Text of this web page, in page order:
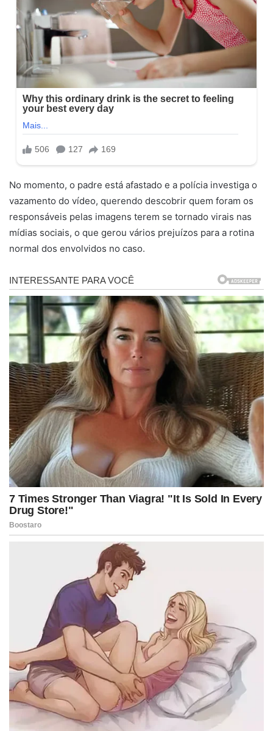
No momento, o padre está afastado e a polícia investiga o
vazamento do vídeo, querendo descobrir quem foram os
responsáveis pelas imagens terem se tornado virais nas
mídias sociais, o que gerou vários prejuízos para a rotina
normal dos envolvidos no caso.